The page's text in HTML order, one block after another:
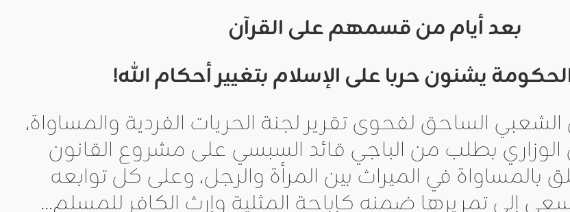
بعد أيام من قسمهم على القرآن
يشنون حربا على الإسلام بتغيير أحكام الله!
الساحق لفحوى تقرير لجنة الحريات الفردية والمساواة،
بطلب من الباجي قائد السبسي على مشروع القانون
بالمساواة في الميراث بين المرأة والرجل، وعلى كل توابعه
إلى تمريرها ضمنه كإباحة المثلية وإرث الكافر للمسلم…